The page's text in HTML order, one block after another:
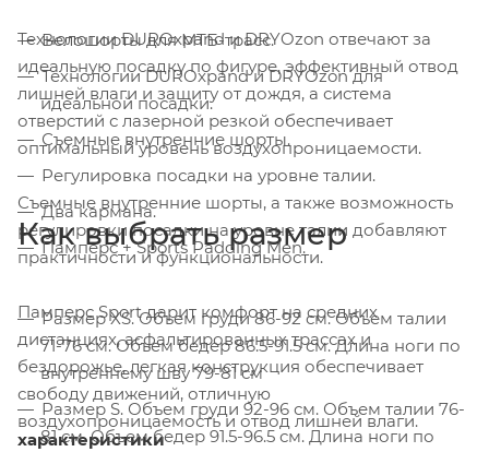
Технологии DUROxpand и DRYOzon отвечают за
идеальную посадку по фигуре, эффективный отвод
лишней влаги и защиту от дождя, а система
отверстий с лазерной резкой обеспечивает
оптимальный уровень воздухопроницаемости.
Съемные внутренние шорты, а также возможность
регулировки посадки на уровне талии добавляют
практичности и функциональности.
Памперс Sport дарит комфорт на средних
дистанциях, асфальтированных трассах и
бездорожье, легкая конструкция обеспечивает
свободу движений, отличную
воздухопроницаемость и отвод лишней влаги.
Велошорты для МТБ-трасс.
Технологии DUROxpand и DRYOzon для
идеальной посадки.
Съемные внутренние шорты.
Регулировка посадки на уровне талии.
Два кармана.
Памперс + Sports Padding Men.
Как выбрать размер
Размер XS. Объем груди 86-92 см. Объем талии
71-76 см. Объем бедер 86.5-91.5 см. Длина ноги по
внутреннему шву 79-81 см
Размер S. Объем груди 92-96 см. Объем талии 76-
81 см. Объем бедер 91.5-96.5 см. Длина ноги по
характеристики